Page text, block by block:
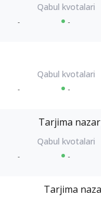
- -
- -
Tarjima
- -
Tarjima